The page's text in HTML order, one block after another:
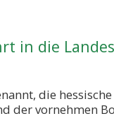
in die
die
vornehmen